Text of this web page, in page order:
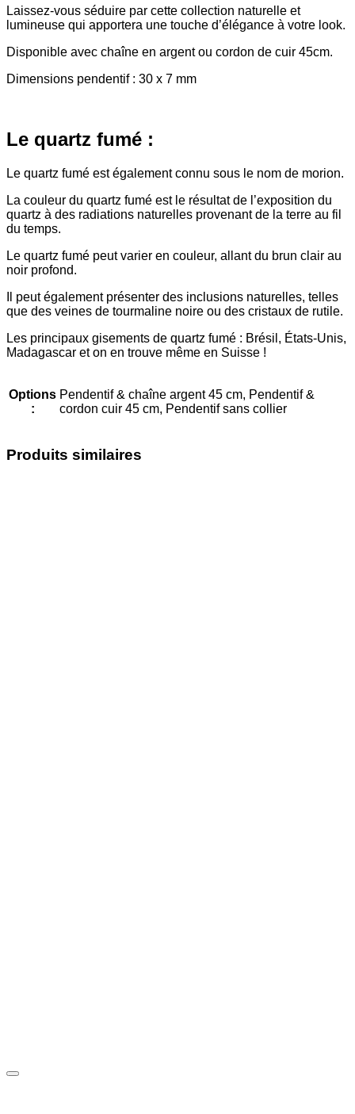
Laissez-vous séduire par cette collection naturelle et
lumineuse qui apportera une touche d’élégance à votre look.
Disponible avec chaîne en argent ou cordon de cuir 45cm.
Dimensions pendentif : 30 x 7 mm
Le quartz fumé :
Le quartz fumé est également connu sous le nom de morion.
La couleur du quartz fumé est le résultat de l’exposition du
quartz à des radiations naturelles provenant de la terre au fil
du temps.
Le quartz fumé peut varier en couleur, allant du brun clair au
noir profond.
Il peut également présenter des inclusions naturelles, telles
que des veines de tourmaline noire ou des cristaux de rutile.
Les principaux gisements de quartz fumé : Brésil, États-Unis,
Madagascar et on en trouve même en Suisse !
Options
:
Pendentif & chaîne argent 45 cm, Pendentif &
cordon cuir 45 cm, Pendentif sans collier
Produits similaires